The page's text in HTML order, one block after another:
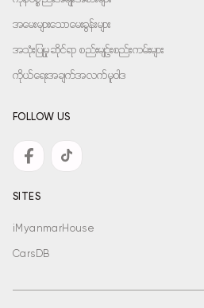
အမေးများသောမေးခွန်းများ
အသုံးပြုမှုဆိုင်ရာ စည်းမျဉ်းစည်းကမ်းများ
ကိုယ်ရေးအချက်အလက်မူဝါဒ
FOLLOW US
SITES
iMyanmarHouse
CarsDB